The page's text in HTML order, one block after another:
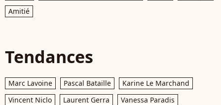
Amitié
Tendances
Marc Lavoine Pascal Bataille
Karine Le Marchand
Vincent Niclo
Laurent Gerra
Vanessa Paradis